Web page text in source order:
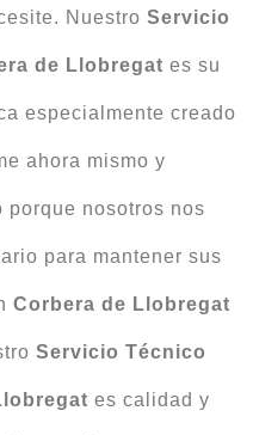
Nuestro Servicio
de Llobregat es su
especialmente creado
ahora mismo y
porque nosotros nos
para mantener sus
Corbera de Llobregat
Servicio Técnico
es calidad y